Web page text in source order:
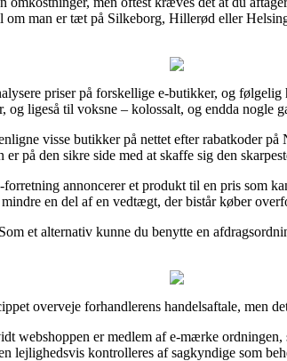
man er tæt på Silkeborg, Hillerød eller
priser på forskellige e-butikker, og
og ligeså til voksne – kolossalt, og endda nogle
visse butikker på nettet efter rabatkoder
på den sikre side med at skaffe sig den
annoncerer et produkt til en pris som
en del af en vedtægt, der bistår køber
et alternativ kunne du benytte en
overveje forhandlerens handelsaftale, men
webshoppen er medlem af e-mærke
lejlighedsvis kontrolleres af sagkyndige som